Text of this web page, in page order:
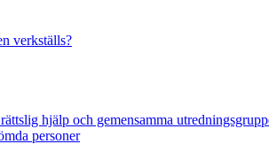
verkställs?
hjälp och gemensamma
personer